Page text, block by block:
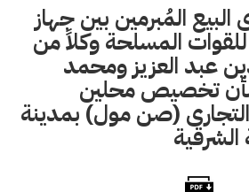
المُبرمين بين جهاز
المسلحة وكلاً من
عبد العزيز ومحمد
تخصيص محلين
التجارى (صن مول) بمدينة